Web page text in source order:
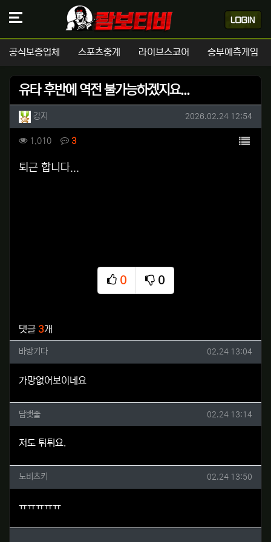
공식보증업체 스포츠중계 라이브스코어 승부예측게임
유타 후반에 역전 불가능하겠지요...
작성자 정보
강지 작성일
2026.02.24 12:54
컨텐츠 정보
1,010조회 3댓글 목록
본문
퇴근 합니다...
0
추천
0
비추천
댓글 3개
바방기다님의 댓글
바방기다 작성일
02.24 13:04
가망없어보이네요
담뱃줄님의 댓글
담뱃줄 작성일
02.24 13:14
저도 튀튀요.
노비츠키님의 댓글
노비츠키 작성일
02.24 13:50
ㅠㅠㅠㅠㅠ